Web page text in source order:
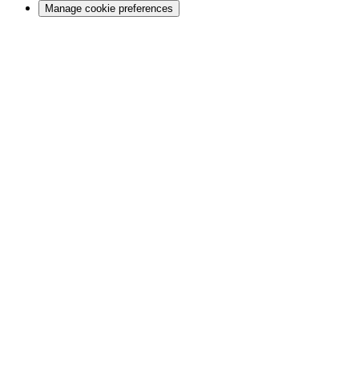
Manage cookie preferences